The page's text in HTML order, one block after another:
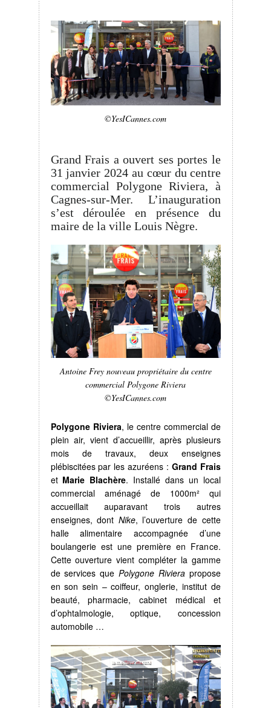
©YesICannes.com
Grand Frais a ouvert ses portes le
31 janvier 2024 au cœur du centre
commercial Polygone Riviera, à
Cagnes-sur-Mer. L’inauguration
s’est déroulée en présence du
maire de la ville Louis Nègre.
Antoine Frey nouveau propriétaire du centre
commercial Polygone Riviera
©YesICannes.com
Polygone Riviera, le centre commercial de
plein air, vient d’accueillir, après plusieurs
mois de travaux, deux enseignes
plébiscitées par les azuréens : Grand Frais
et Marie Blachère. Installé dans un local
commercial aménagé de 1000m²qui
accueillait auparavant trois autres
enseignes, dont Nike, l’ouverture de cette
halle alimentaire accompagnée d’une
boulangerie est une première en France.
Cette ouverture vient compléter la gamme
de services que Polygone Rivierapropose
en son sein – coiffeur, onglerie, institut de
beauté, pharmacie, cabinet médical et
d’ophtalmologie, optique, concession
automobile …